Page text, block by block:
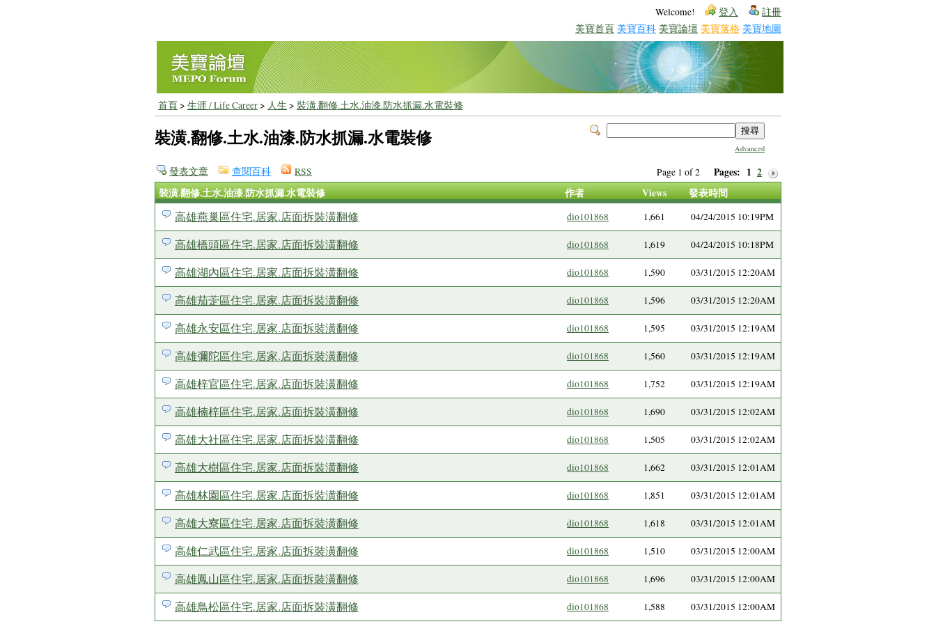
Welcome! 登入 註冊
美寶首頁 美寶百科 美寶論壇 美寶落格 美寶地圖
首頁> 生涯 / Life Career> 人生 > 裝潢.翻修.土水.油漆.防水抓漏.水電裝修
Advanced
裝潢.翻修.土水.油漆.防水抓漏.水電裝修
Page 1 of 2 Pages: 1 2
發表文章 查閱百科 RSS
裝潢.翻修.土水.油漆.防水抓漏.水電裝修 作者 Views 發表時間
高雄燕巢區住宅.居家.店面拆裝潢翻修 dio101868 1,661 04/24/2015 10:19PM
高雄橋頭區住宅.居家.店面拆裝潢翻修 dio101868 1,619 04/24/2015 10:18PM
高雄湖內區住宅.居家.店面拆裝潢翻修 dio101868 1,590 03/31/2015 12:20AM
高雄茄萣區住宅.居家.店面拆裝潢翻修 dio101868 1,596 03/31/2015 12:20AM
高雄永安區住宅.居家.店面拆裝潢翻修 dio101868 1,595 03/31/2015 12:19AM
高雄彌陀區住宅.居家.店面拆裝潢翻修 dio101868 1,560 03/31/2015 12:19AM
高雄梓官區住宅.居家.店面拆裝潢翻修 dio101868 1,752 03/31/2015 12:19AM
高雄楠梓區住宅.居家.店面拆裝潢翻修 dio101868 1,690 03/31/2015 12:02AM
高雄大社區住宅.居家.店面拆裝潢翻修 dio101868 1,505 03/31/2015 12:02AM
高雄大樹區住宅.居家.店面拆裝潢翻修 dio101868 1,662 03/31/2015 12:01AM
高雄林園區住宅.居家.店面拆裝潢翻修 dio101868 1,851 03/31/2015 12:01AM
高雄大寮區住宅.居家.店面拆裝潢翻修 dio101868 1,618 03/31/2015 12:01AM
高雄仁武區住宅.居家.店面拆裝潢翻修 dio101868 1,510 03/31/2015 12:00AM
高雄鳳山區住宅.居家.店面拆裝潢翻修 dio101868 1,696 03/31/2015 12:00AM
高雄鳥松區住宅.居家.店面拆裝潢翻修 dio101868 1,588 03/31/2015 12:00AM